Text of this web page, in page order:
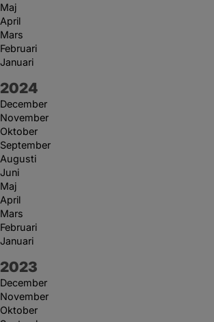
Maj
April
Mars
Februari
Januari
År:
2024
December
November
Oktober
September
Augusti
Juni
Maj
April
Mars
Februari
Januari
År:
2023
December
November
Oktober